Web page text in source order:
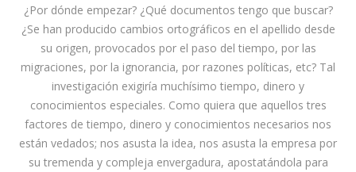
¿Por dónde empezar? ¿Qué documentos tengo que buscar?
¿Se han producido cambios ortográficos en el apellido desde
su origen, provocados por el paso del tiempo, por las
migraciones, por la ignorancia, por razones políticas, etc? Tal
investigación exigiría muchísimo tiempo, dinero y
conocimientos especiales. Como quiera que aquellos tres
factores de tiempo, dinero y conocimientos necesarios nos
están vedados; nos asusta la idea, nos asusta la empresa por
su tremenda y compleja envergadura, apostatándola para